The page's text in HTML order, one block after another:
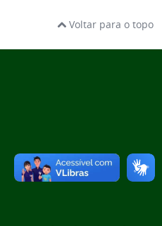
Voltar para o topo